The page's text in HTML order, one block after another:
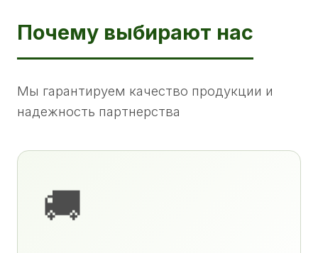
Почему выбирают нас
Мы гарантируем качество продукции и
надежность партнерства
🚚